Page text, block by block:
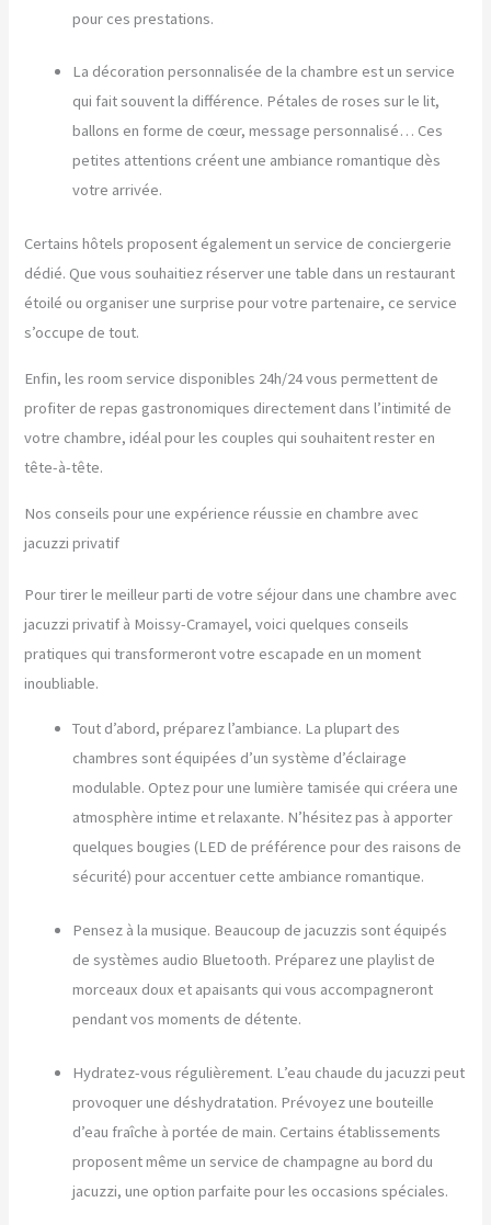
pour ces prestations.
La décoration personnalisée de la chambre est un service
qui fait souvent la différence. Pétales de roses sur le lit,
ballons en forme de cœur, message personnalisé… Ces
petites attentions créent une ambiance romantique dès
votre arrivée.
Certains hôtels proposent également un service de conciergerie
dédié. Que vous souhaitiez réserver une table dans un restaurant
étoilé ou organiser une surprise pour votre partenaire, ce service
s’occupe de tout.
Enfin, les room service disponibles 24h/24 vous permettent de
profiter de repas gastronomiques directement dans l’intimité de
votre chambre, idéal pour les couples qui souhaitent rester en
tête-à-tête.
Nos conseils pour une expérience réussie en chambre avec
jacuzzi privatif
Pour tirer le meilleur parti de votre séjour dans une chambre avec
jacuzzi privatif à Moissy-Cramayel, voici quelques conseils
pratiques qui transformeront votre escapade en un moment
inoubliable.
Tout d’abord, préparez l’ambiance. La plupart des
chambres sont équipées d’un système d’éclairage
modulable. Optez pour une lumière tamisée qui créera une
atmosphère intime et relaxante. N’hésitez pas à apporter
quelques bougies (LED de préférence pour des raisons de
sécurité) pour accentuer cette ambiance romantique.
Pensez à la musique. Beaucoup de jacuzzis sont équipés
de systèmes audio Bluetooth. Préparez une playlist de
morceaux doux et apaisants qui vous accompagneront
pendant vos moments de détente.
Hydratez-vous régulièrement. L’eau chaude du jacuzzi peut
provoquer une déshydratation. Prévoyez une bouteille
d’eau fraîche à portée de main. Certains établissements
proposent même un service de champagne au bord du
jacuzzi, une option parfaite pour les occasions spéciales.